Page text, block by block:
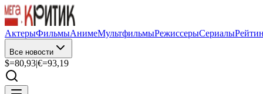
АктерыФильмыАнимеМультфильмыРежиссерыСериалы
Все новости
$=80,93|€=93,19